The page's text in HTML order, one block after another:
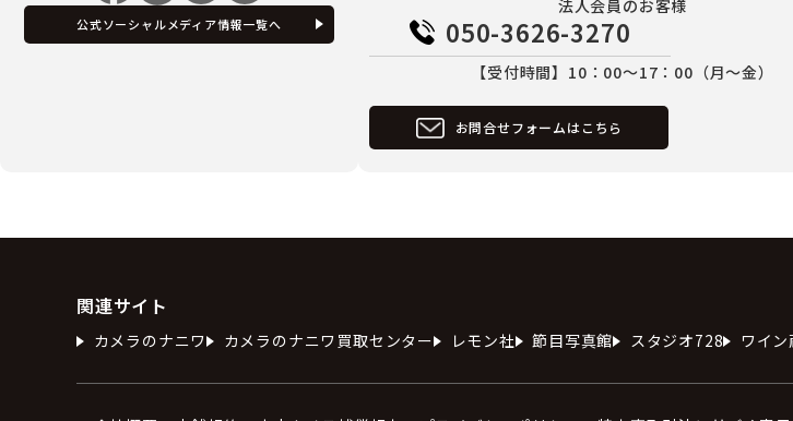
公式ソーシャルメディア情報一覧へ
法人会員のお客様
050-3626-3270
【受付時間】10：00～17：00（月～金）
お問合せフォームはこちら
関連サイト
カメラのナニワ カメラのナニワ買取センター レモン社 節目写真館 スタジオ728 ワイ